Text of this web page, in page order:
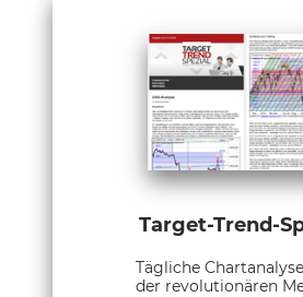
Target-Trend-
Tägliche
der revolutionären